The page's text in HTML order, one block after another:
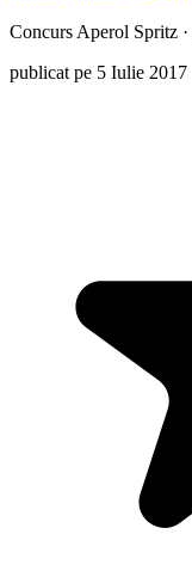
Concurs Aperol Spritz ·
publicat pe 5 Iulie 2017